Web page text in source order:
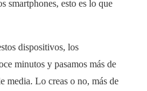
smartphones, esto es lo que
dispositivos, los
minutos y pasamos más de
media. Lo creas o no, más de